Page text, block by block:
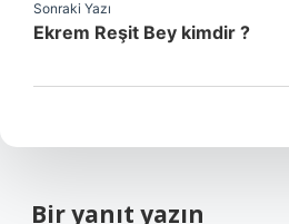
Sonraki Yazı
Ekrem Reşit Bey kimdir ?
Bir yanıt yazın